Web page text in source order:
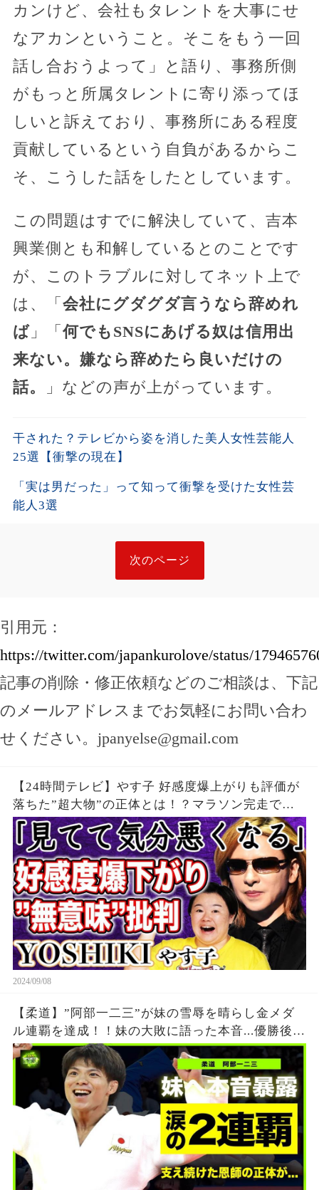
カンけど、会社もタレントを大事にせ
なアカンということ。そこをもう一回
話し合おうよって」と語り、事務所側
がもっと所属タレントに寄り添ってほ
しいと訴えており、事務所にある程度
貢献しているという自負があるからこ
そ、こうした話をしたとしています。
この問題はすでに解決していて、吉本
興業側とも和解しているとのことです
が、このトラブルに対してネット上で
は、「 会社にグダグダ言うなら辞めれ
ば」「 何でもSNSにあげる奴は信用出
来ない。嫌なら辞めたら良いだけの
話。
」などの声が上がっています。
干された？テレビから姿を消した美人女性芸能人
25選【衝撃の現在】
「実は男だった」って知って衝撃を受けた女性芸
能人3選
次のページ
引用元：
https://twitter.com/japankurolove/status/
記事の削除・修正依頼などのご相談は、下記
のメールアドレスまでお気軽にお問い合わ
せください。 jpanyelse@gmail.com
【24時間テレビ】やす子 好感度爆上がりも評価が
落ちた”超大物”の正体とは！？マラソン完走で
も”ギャラ問題”再燃で24時間テレビは「無意味」
と批判殺到の真相が…
2024/09/08
【柔道】”阿部一二三”が妹の雪辱を晴らし金メダ
ル連覇を達成！！妹の大敗に語った本音...優勝後に
流した涙に日本国民が涙腺崩壊！！阿部兄弟を支
え続けた恩師との約束の真相とは...